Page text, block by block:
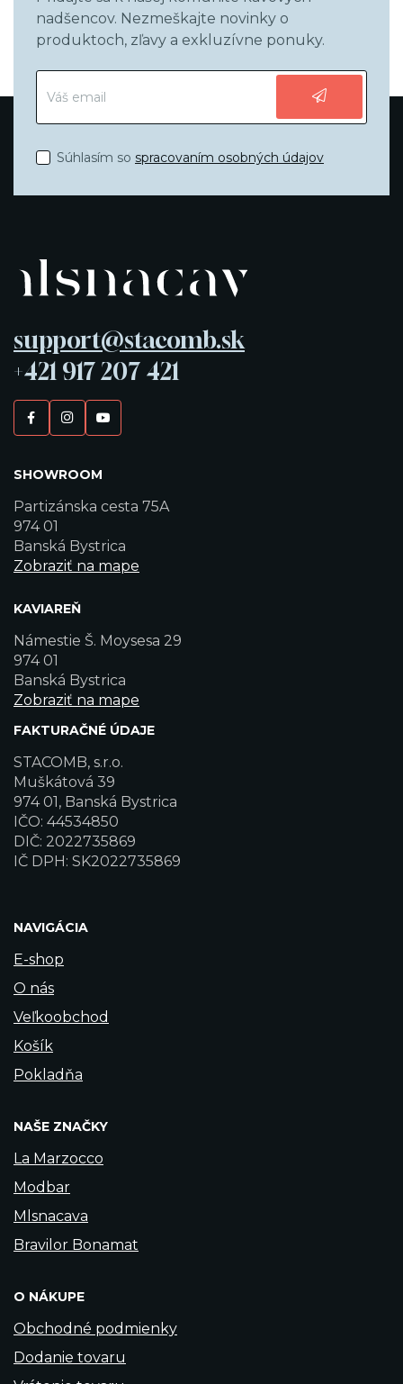
nadšencov. Nezmeškajte novinky o
produktoch, zľavy a exkluzívne ponuky.
Súhlasím so spracovaním osobných údajov
support@stacomb.sk
+421 917 207 421
SHOWROOM
Partizánska cesta 75A
974 01
Banská Bystrica
Zobraziť na mape
KAVIAREŇ
Námestie Š. Moysesa 29
974 01
Banská Bystrica
Zobraziť na mape
FAKTURAČNÉ ÚDAJE
STACOMB, s.r.o.
Muškátová 39
974 01, Banská Bystrica
IČO: 44534850
DIČ: 2022735869
IČ DPH: SK2022735869
NAVIGÁCIA
E-shop
O nás
Veľkoobchod
Košík
Pokladňa
NAŠE ZNAČKY
La Marzocco
Modbar
Mlsnacava
Bravilor Bonamat
O NÁKUPE
Obchodné podmienky
Dodanie tovaru